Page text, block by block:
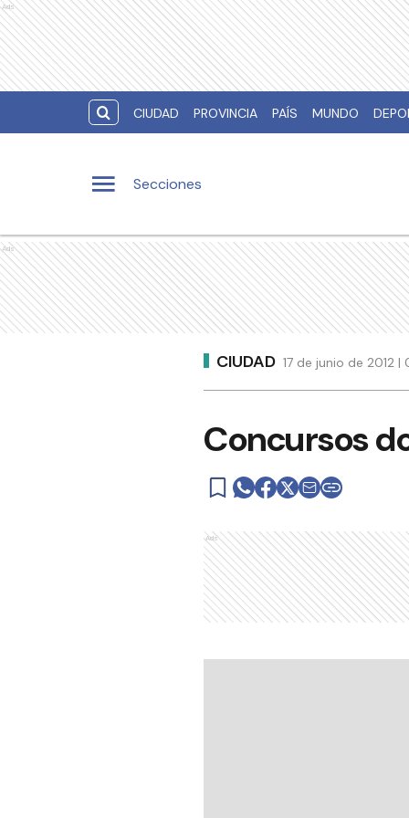
Ads
CIUDAD PROVINCIA PAÍS MUNDO
Secciones
Ads
CIUDAD 17 de junio de 2012
Concursos
Ads